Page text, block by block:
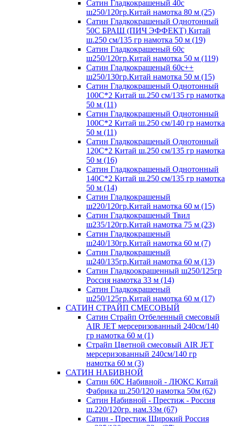
Сатин Гладкокрашеный 40с
ш250/120гр.Китай намотка 80 м (25)
Сатин Гладкокрашеный Однотонный
50С БРАШ (ПИЧ ЭФФЕКТ) Китай
ш.250 см/135 гр намотка 50 м (19)
Сатин Гладкокрашеный 60с
ш250/120гр.Китай намотка 50 м (119)
Сатин Гладкокрашеный 60с++
ш250/130гр.Китай намотка 50 м (15)
Сатин Гладкокрашеный Однотонный
100С*2 Китай ш.250 см/135 гр намотка
50 м (11)
Сатин Гладкокрашеный Однотонный
100С*2 Китай ш.250 см/140 гр намотка
50 м (11)
Сатин Гладкокрашеный Однотонный
120С*2 Китай ш.250 см/135 гр намотка
50 м (16)
Сатин Гладкокрашеный Однотонный
140С*2 Китай ш.250 см/135 гр намотка
50 м (14)
Сатин Гладкокрашеный
ш220/120гр.Китай намотка 60 м (15)
Сатин Гладкокрашеный Твил
ш235/120гр.Китай намотка 75 м (23)
Сатин Гладкокрашеный
ш240/130гр.Китай намотка 60 м (7)
Сатин Гладкокрашеный
ш240/135гр.Китай намотка 60 м (13)
Сатин Гладкоокрашенный ш250/125гр
Россия намотка 33 м (14)
Сатин Гладкокрашеный
ш250/125гр.Китай намотка 60 м (17)
САТИН СТРАЙП СМЕСОВЫЙ
Сатин Страйп Отбеленный смесовый
AIR JET мерсеризованный 240см/140
гр намотка 60 м (1)
Страйп Цветной смесовый AIR JET
мерсеризованный 240см/140 гр
намотка 60 м (3)
САТИН НАБИВНОЙ
Сатин 60С Набивной - ЛЮКС Китай
Фабрика ш.250/120 намотка 50м (62)
Сатин Набивной - Престиж - Россия
ш.220/120гр. нам.33м (67)
Сатин - Престиж Широкий Россия